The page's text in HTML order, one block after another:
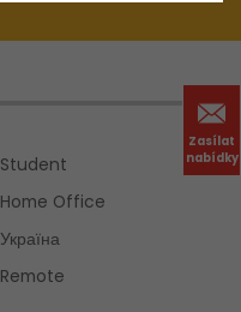
Zasílat
nabídky
Student
Home Office
Україна
Remote